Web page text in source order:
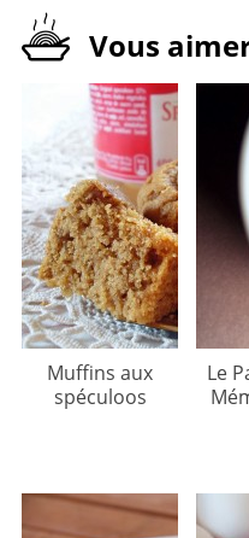
Vous
Muffins aux
spéculoos
Le